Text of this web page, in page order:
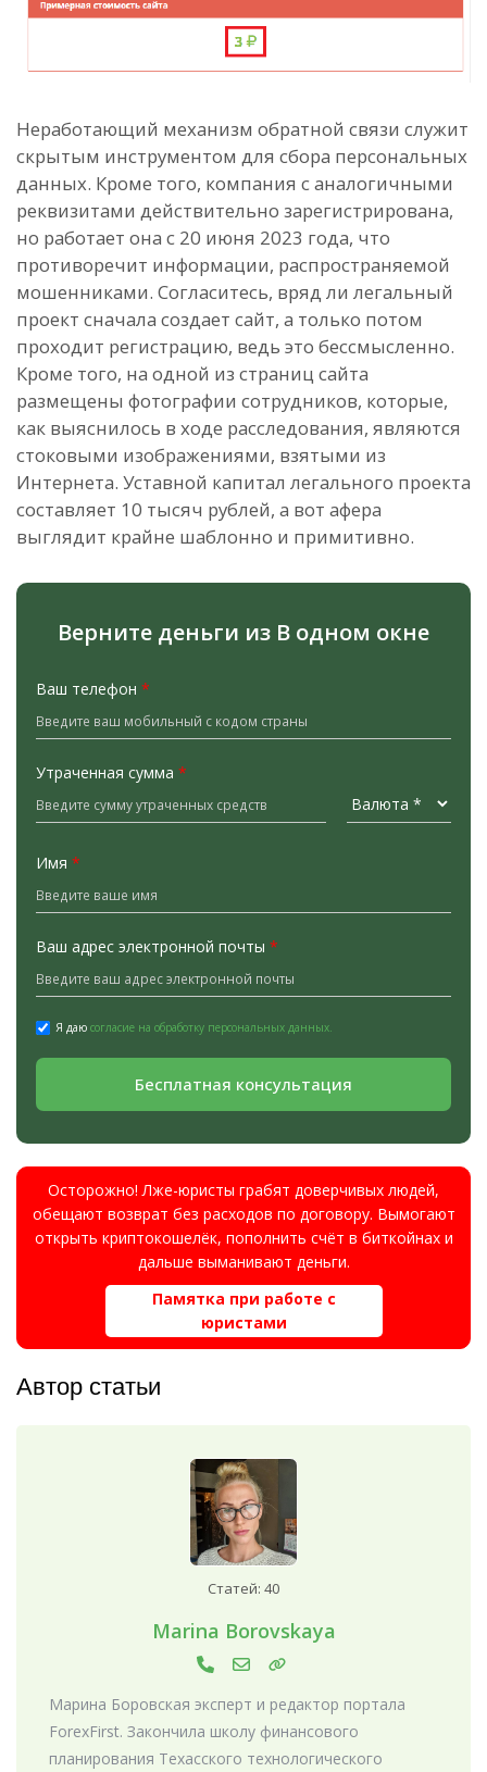
Неработающий механизм обратной связи служит
скрытым инструментом для сбора персональных
данных. Кроме того, компания с аналогичными
реквизитами действительно зарегистрирована,
но работает она с 20 июня 2023 года, что
противоречит информации, распространяемой
мошенниками. Согласитесь, вряд ли легальный
проект сначала создает сайт, а только потом
проходит регистрацию, ведь это бессмысленно.
Кроме того, на одной из страниц сайта
размещены фотографии сотрудников, которые,
как выяснилось в ходе расследования, являются
стоковыми изображениями, взятыми из
Интернета. Уставной капитал легального проекта
составляет 10 тысяч рублей, а вот афера
выглядит крайне шаблонно и примитивно.
Верните деньги из В одном окне
Ваш телефон *
Утраченная сумма *
Имя *
Ваш адрес электронной почты *
Я даю согласие на обработку персональных данных.
Бесплатная консультация
Осторожно! Лже-юристы грабят доверчивых людей,
обещают возврат без расходов по договору. Вымогают
открыть криптокошелёк, пополнить счёт в биткойнах и
дальше выманивают деньги.
Памятка при работе с
юристами
Автор статьи
Статей: 40
Marina Borovskaya
Марина Боровская эксперт и редактор портала
ForexFirst. Закончила школу финансового
планирования Техасского технологического